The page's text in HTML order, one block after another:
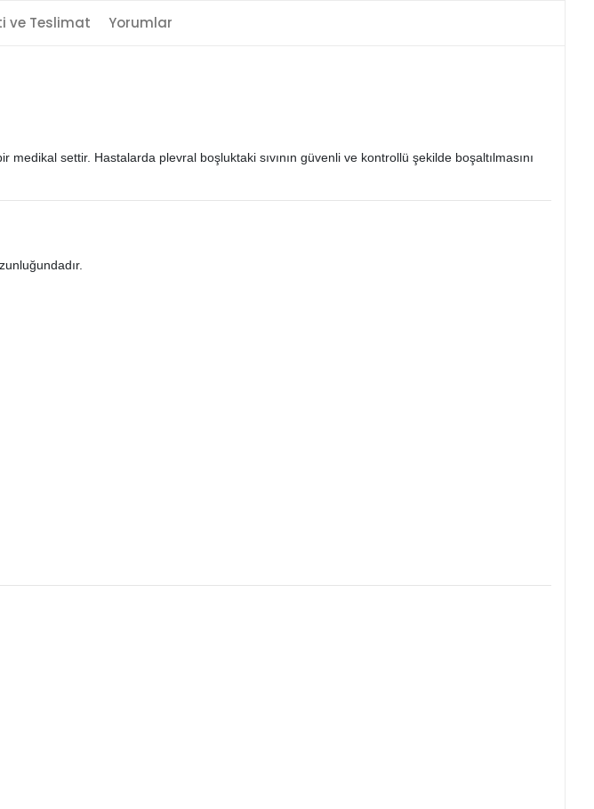
ve Teslimat Yorumlar
settir. Hastalarda plevral boşluktaki sıvının güvenli ve kontrollü şekilde boşaltılmasını